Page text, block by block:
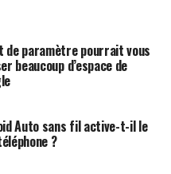
de paramètre pourrait vous
beaucoup d’espace de
Auto sans fil active-t-il le
?